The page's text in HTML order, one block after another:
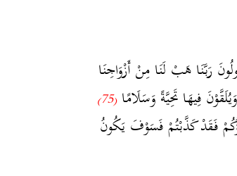
رَبَّنَا هَبْ لَنَا مِنْ أَزْوَاجِنَا
فِيهَا تَحِيَّةً وَسَلَامًا(75)
فَقَدْ كَذَّبْتُمْ فَسَوْفَ يَكُونُ